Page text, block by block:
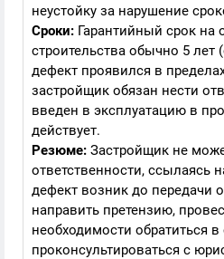
неустойку за нарушение
Сроки: Гарантийный срок на
строительства обычно 5 лет
дефект проявился в
застройщик обязан нести
введен в эксплуатацию в
действует.
Резюме: Застройщик не
ответственности, ссылаясь
дефект возник до передачи
направить претензию,
необходимости обратиться
проконсультироваться с